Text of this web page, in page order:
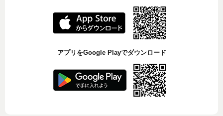
アプリをGoogle Playでダウンロード